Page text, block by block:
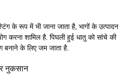
के रूप में भी जाना जाता है, भागों के उत्पादन
करना शामिल है. पिघली हुई धातु को सांचे की
बनाने के लिए जम जाता है.
नुकसान